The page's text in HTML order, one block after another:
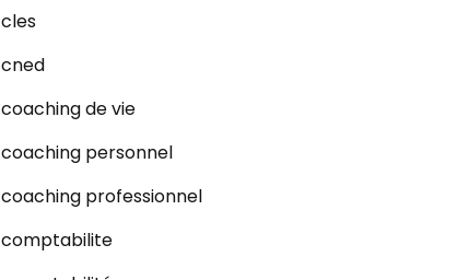
cles
cned
coaching de vie
coaching personnel
coaching professionnel
comptabilite